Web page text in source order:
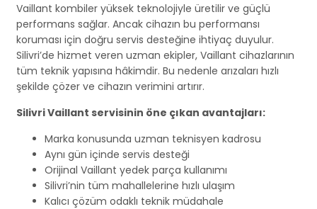
Vaillant kombiler yüksek teknolojiyle üretilir ve güçlü
performans sağlar. Ancak cihazın bu performansı
koruması için doğru servis desteğine ihtiyaç duyulur.
Silivri’de hizmet veren uzman ekipler, Vaillant cihazlarının
tüm teknik yapısına hâkimdir. Bu nedenle arızaları hızlı
şekilde çözer ve cihazın verimini artırır.
Silivri Vaillant servisinin öne çıkan avantajları:
Marka konusunda uzman teknisyen kadrosu
Aynı gün içinde servis desteği
Orijinal Vaillant yedek parça kullanımı
Silivri’nin tüm mahallelerine hızlı ulaşım
Kalıcı çözüm odaklı teknik müdahale